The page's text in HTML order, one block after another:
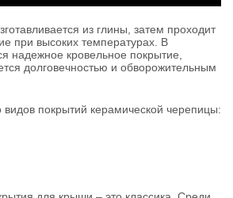
из глины, затем проходит
при высоких температурах. В
надежное кровельное покрытие,
долговечностью и обворожительным
видов покрытий керамической черепицы: